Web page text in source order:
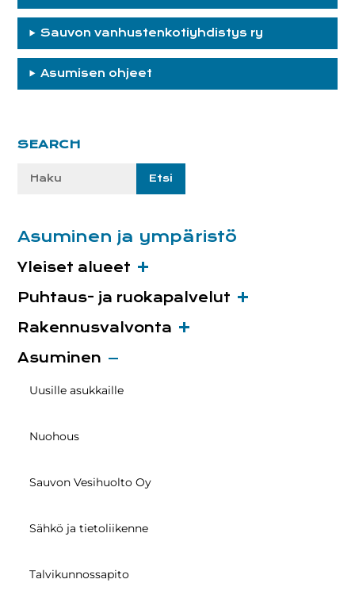
Sauvon vanhustenkotiyhdistys ry
Asumisen ohjeet
Ensisijainen
SEARCH
Etsi
Asuminen ja ympäristö
Yleiset alueet
Puhtaus- ja ruokapalvelut
Rakennusvalvonta
Asuminen
Uusille asukkaille
Nuohous
Sauvon Vesihuolto Oy
Sähkö ja tietoliikenne
Talvikunnossapito